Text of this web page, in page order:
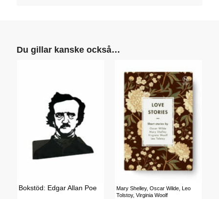
Du gillar kanske också…
Bokstöd: Edgar Allan Poe
Mary Shelley, Oscar Wilde, Leo
Tolstoy, Virginia Woolf